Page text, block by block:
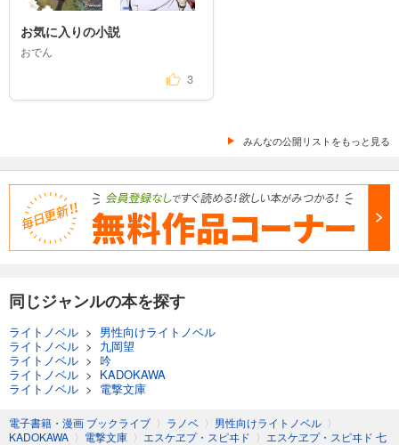
お気に入りの小説
おでん
3
みんなの公開リストをもっと見る
同じジャンルの本を探す
ライトノベル > 男性向けライトノベル
ライトノベル > 九岡望
ライトノベル > 吟
ライトノベル > KADOKAWA
ライトノベル > 電撃文庫
電子書籍・漫画 ブックライブ 〉 ラノベ 〉 男性向けライトノベル 〉
KADOKAWA 〉 電撃文庫 〉 エスケヱプ・スピヰド 〉 エスケヱプ・スピヰド 七